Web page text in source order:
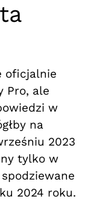
oficjalnie
Pro, ale
w
na
2023
tylko w
2024 roku.